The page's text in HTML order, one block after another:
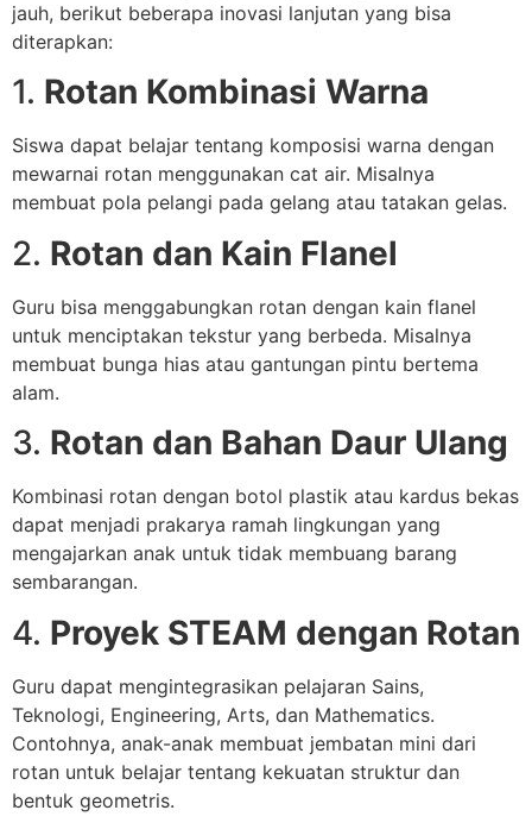
jauh, berikut beberapa inovasi lanjutan yang bisa
diterapkan:
1. Rotan Kombinasi Warna
Siswa dapat belajar tentang komposisi warna dengan
mewarnai rotan menggunakan cat air. Misalnya
membuat pola pelangi pada gelang atau tatakan gelas.
2. Rotan dan Kain Flanel
Guru bisa menggabungkan rotan dengan kain flanel
untuk menciptakan tekstur yang berbeda. Misalnya
membuat bunga hias atau gantungan pintu bertema
alam.
3. Rotan dan Bahan Daur Ulang
Kombinasi rotan dengan botol plastik atau kardus bekas
dapat menjadi prakarya ramah lingkungan yang
mengajarkan anak untuk tidak membuang barang
sembarangan.
4. Proyek STEAM dengan Rotan
Guru dapat mengintegrasikan pelajaran Sains,
Teknologi, Engineering, Arts, dan Mathematics.
Contohnya, anak-anak membuat jembatan mini dari
rotan untuk belajar tentang kekuatan struktur dan
bentuk geometris.